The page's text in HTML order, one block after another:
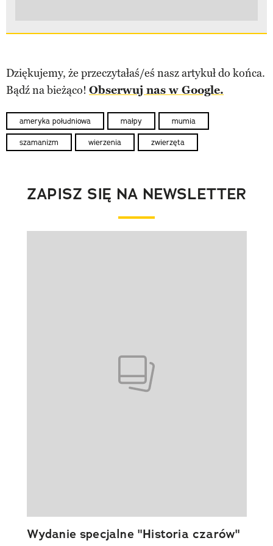
Dziękujemy, że przeczytałaś/eś nasz artykuł do końca.
Bądź na bieżąco! Obserwuj nas w Google.
ameryka południowa małpy mumia
szamanizm wierzenia zwierzęta
ZAPISZ SIĘ NA NEWSLETTER
Wydanie specjalne "Historia czarów"